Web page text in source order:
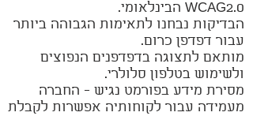
WCAG2.0 הבינלאומי.
הבדיקות נבחנו לתאימות הגבוהה ביותר
עבור דפדפן כרום.
מותאם לתצוגה בדפדפנים הנפוצים
ולשימוש בטלפון סלולרי.
מסירת מידע בפורמט נגיש - החברה
מעמידה עבור לקוחותיה אפשרות לקבלת